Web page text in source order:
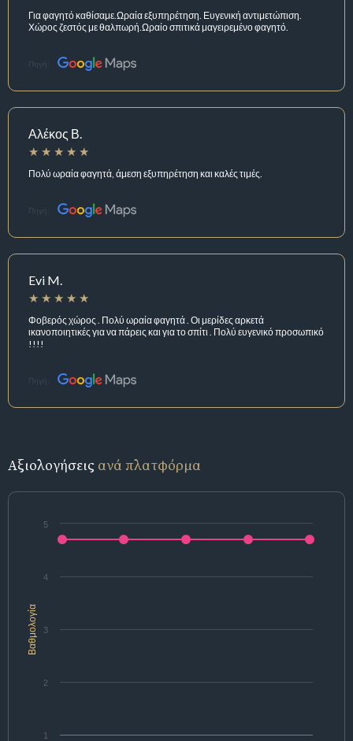
Για φαγητό καθίσαμε.Ωραία εξυπηρέτηση. Ευγενική αντιμετώπιση.
Χώρος ζεστός με θαλπωρή.Ωραίο σπιτικά μαγειρεμένο φαγητό.
Πηγή:
Αλέκος Β.
Πολύ ωραία φαγητά, άμεση εξυπηρέτηση και καλές τιμές.
Πηγή:
Evi M.
Φοβερός χώρος . Πολύ ωραία φαγητά . Οι μερίδες αρκετά
ικανοποιητικές για να πάρεις και για το σπίτι . Πολύ ευγενικό προσωπικό
!!!!
Πηγή:
Αξιολογήσεις ανά πλατφόρμα
Βαθμολογία
1
2
3
4
5